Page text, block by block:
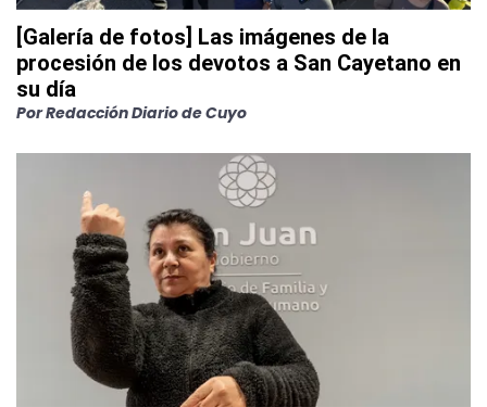
[Galería de fotos] Las imágenes de la
procesión de los devotos a San Cayetano en
su día
PorRedacción Diario de Cuyo